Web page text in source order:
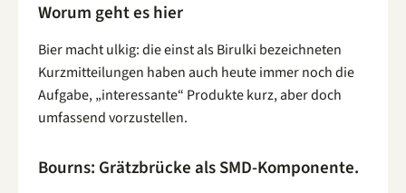
Worum geht es hier
Bier macht ulkig: die einst als Birulki bezeichneten
Kurzmitteilungen haben auch heute immer noch die
Aufgabe, „interessante“ Produkte kurz, aber doch
umfassend vorzustellen.
Bourns: Grätzbrücke als SMD-Komponente.